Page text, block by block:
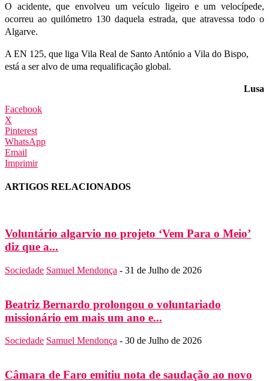
O acidente, que envolveu um veículo ligeiro e um velocípede,
ocorreu ao quilómetro 130 daquela estrada, que atravessa todo o
Algarve.
A EN 125, que liga Vila Real de Santo António a Vila do Bispo,
está a ser alvo de uma requalificação global.
Lusa
Facebook
X
Pinterest
WhatsApp
Email
Imprimir
ARTIGOS RELACIONADOS
Voluntário algarvio no projeto ‘Vem Para o Meio’
diz que a...
Sociedade Samuel Mendonça - 31 de Julho de 2026
Beatriz Bernardo prolongou o voluntariado
missionário em mais um ano e...
Sociedade Samuel Mendonça - 30 de Julho de 2026
Câmara de Faro emitiu nota de saudação ao novo